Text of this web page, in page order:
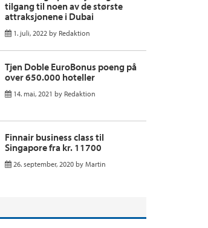
tilgang til noen av de største
attraksjonene i Dubai
1. juli, 2022 by Redaktion
Tjen Doble EuroBonus poeng på
over 650.000 hoteller
14. mai, 2021 by Redaktion
Finnair business class til
Singapore fra kr. 11700
26. september, 2020 by Martin